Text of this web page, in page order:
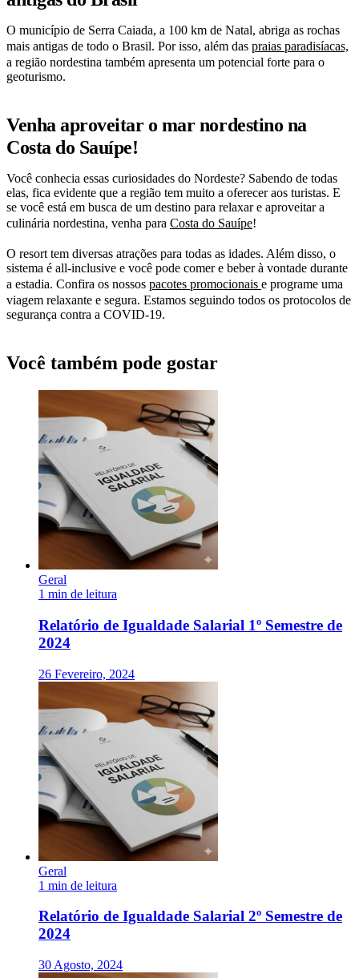
O município de Serra Caiada, a 100 km de Natal, abriga as rochas
mais antigas de todo o Brasil. Por isso, além das praias paradisíacas,
a região nordestina também apresenta um potencial forte para o
geoturismo.
Venha aproveitar o mar nordestino na
Costa do Sauípe!
Você conhecia essas curiosidades do Nordeste? Sabendo de todas
elas, fica evidente que a região tem muito a oferecer aos turistas. E
se você está em busca de um destino para relaxar e aproveitar a
culinária nordestina, venha para Costa do Sauípe!
O resort tem diversas atrações para todas as idades. Além disso, o
sistema é all-inclusive e você pode comer e beber à vontade durante
a estadia. Confira os nossos pacotes promocionais e programe uma
viagem relaxante e segura. Estamos seguindo todos os protocolos de
segurança contra a COVID-19.
Você também pode gostar
Geral
1 min de leitura
Relatório de Igualdade Salarial 1º Semestre de
2024
26 Fevereiro, 2024
Geral
1 min de leitura
Relatório de Igualdade Salarial 2º Semestre de
2024
30 Agosto, 2024